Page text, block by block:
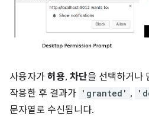
사용자가 허용, 차단을 선택하거나
작용한 후 결과가 'granted' ,
문자열로 수신됩니다.